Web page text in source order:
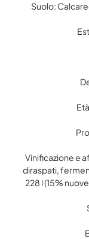
Suolo:
Vinificazione e
diraspati,
228 l (15%